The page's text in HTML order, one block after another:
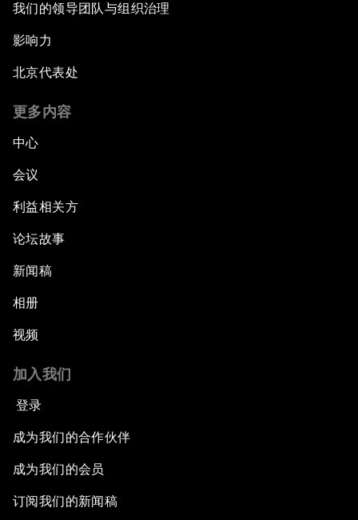
我们的领导团队与组织治理
影响力
北京代表处
更多内容
中心
会议
利益相关方
论坛故事
新闻稿
相册
视频
加入我们
登录
成为我们的合作伙伴
成为我们的会员
订阅我们的新闻稿